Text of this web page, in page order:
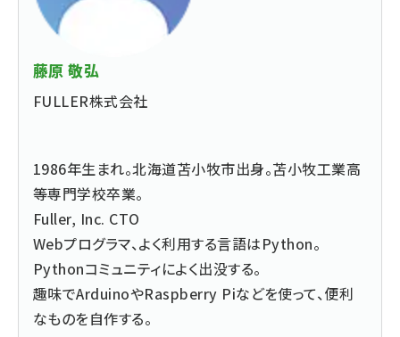
藤原 敬弘
FULLER株式会社
1986年生まれ。北海道苫小牧市出身。苫小牧工業高
等専門学校卒業。
Fuller, Inc. CTO
Webプログラマ、よく利用する言語はPython。
Pythonコミュニティによく出没する。
趣味でArduinoやRaspberry Piなどを使って、便利
なものを自作する。